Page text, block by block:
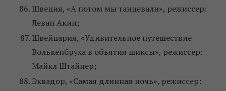
Швеция, «А потом мы танцевали», режиссер:
Леван Акин;
Швейцария, «Удивительное путешествие
Волькенбруха в объятия шиксы», режиссер:
Майкл Штайнер;
Эквадор, «Самая длинная ночь», режиссер: